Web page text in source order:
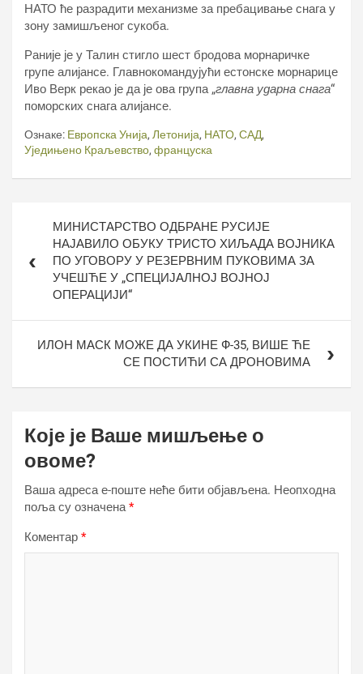
НАТО ће разрадити механизме за пребацивање снага у
зону замишљеног сукоба.
Раније је у Талин стигло шест бродова морнаричке
групе алијансе. Главнокомандујући естонске морнарице
Иво Верк рекао је да је ова група „главна ударна снага“
поморских снага алијансе.
Ознаке: Европска Унија, Летонија, НАТО, САД,
Уједињено Краљевство, француска
чланкаМИНИСТАРСТВО ОДБРАНЕ РУСИЈЕ
НАЈАВИЛО ОБУКУ ТРИСТО ХИЉАДА ВОЈНИКА
ПО УГОВОРУ У РЕЗЕРВНИМ ПУКОВИМА ЗА
УЧЕШЋЕ У „СПЕЦИЈАЛНОЈ ВОЈНОЈ
ОПЕРАЦИЈИ“
ИЛОН МАСК МОЖЕ ДА УКИНЕ Ф-35, ВИШЕ ЋЕ
СЕ ПОСТИЋИ СА ДРОНОВИМА
Које је Ваше мишљење о
овоме?
Ваша адреса е-поште неће бити објављена. Неопходна
поља су означена*
Коментар *